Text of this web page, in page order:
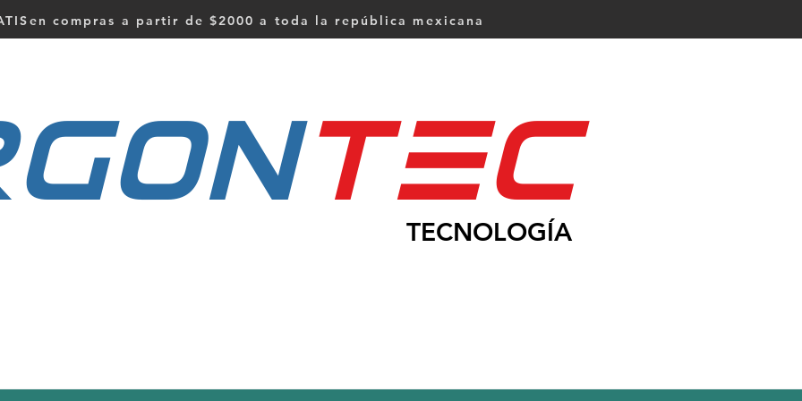
compras a partir de $2000 a toda la república mexicana
tEc
TECNOLOGÍA